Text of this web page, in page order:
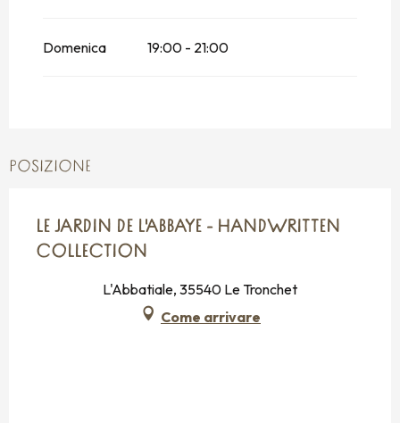
Domenica 19:00 - 21:00
POSIZIONE
LE JARDIN DE L'ABBAYE - HANDWRITTEN
COLLECTION
L'Abbatiale, 35540 Le Tronchet
Come arrivare